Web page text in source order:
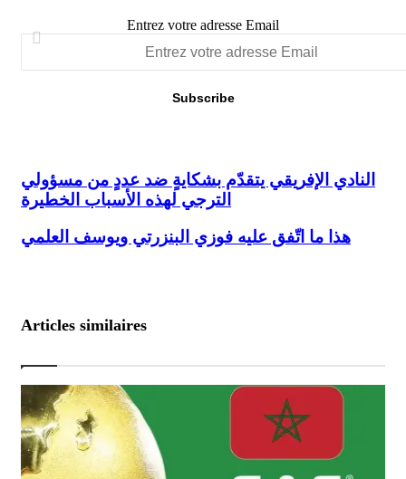
Entrez votre adresse Email
النادي الإفريقي يتقدّم بشكايةٍ ضد عددٍ من مسؤولي الترجي
لهذه الأسباب الخطيرة
النادي الإفريقي يتقدّم بشكايةٍ ضد عددٍ من مسؤولي
الترجي لهذه الأسباب الخطيرة
هذا ما اتّفق عليه فوزي البنزرتي ويوسف العلمي
هذا ما اتّفق عليه فوزي البنزرتي ويوسف العلمي
Articles similaires